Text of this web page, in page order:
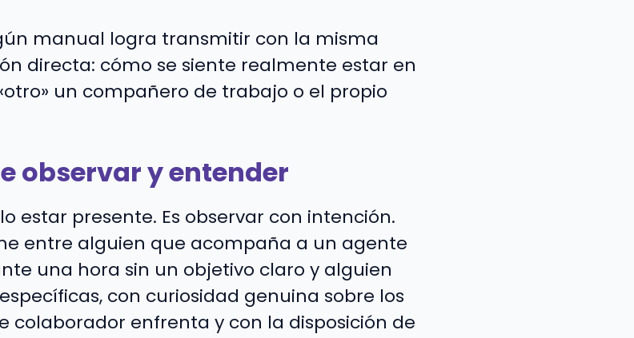
manual logra transmitir con la misma
directa: cómo se siente realmente estar en
un compañero de trabajo o el propio
observar y entender
estar presente. Es observar con intención.
entre alguien que acompaña a un agente
una hora sin un objetivo claro y alguien
con curiosidad genuina sobre los
colaborador enfrenta y con la disposición de